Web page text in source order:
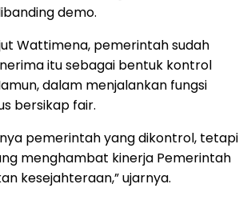
demo.
Wattimena, pemerintah sudah
itu sebagai bentuk kontrol
dalam menjalankan fungsi
bersikap fair.
pemerintah yang dikontrol, tetapi
menghambat kinerja Pemerintah
kesejahteraan,” ujarnya.